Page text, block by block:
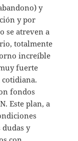
y
y por
se atreven a
totalmente
increíble
fuerte
fondos
Este plan, a
y